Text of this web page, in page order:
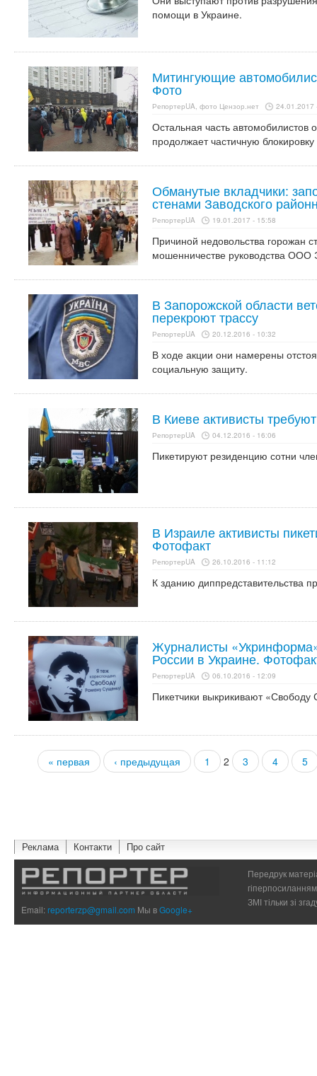
помощи в Украине.
Митингующие
Фото
РепортерUA, фото Цензор.нет 24.01.2017
Остальная часть автомобилистов
продолжает частичную
Обманутые вкладчики:
стенами Заводского
РепортерUA 19.01.2017 - 15:58
Причиной недовольства горожан
мошенничестве руководства ООО
В Запорожской области
перекроют трассу
РепортерUA 20.12.2016 - 10:32
В ходе акции они намерены
социальную защиту.
В Киеве активисты
РепортерUA 04.12.2016 - 16:06
Пикетируют резиденцию сотни
В Израиле активисты
Фотофакт
РепортерUA 26.10.2016 - 11:12
К зданию диппредставительства
Журналисты
России в Украине.
РепортерUA 06.10.2016 - 12:09
Пикетчики выкрикивают
Страницы
« первая ‹ предыдущая 1 2 3 4 5
Реклама Контакти Про сайт
Email:reporterzp@gmail.com Мы вGoogle+
Передрук
ЗМІ тільки зі